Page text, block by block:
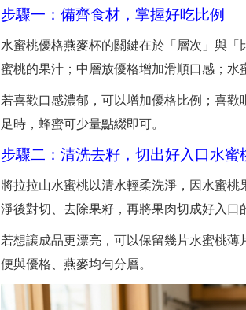
步驟一：備齊食材，掌握好吃比例
水蜜桃優格燕麥杯的關鍵在於「層次」與
蜜桃的果汁；中層放優格增加滑順口感；水
若喜歡口感濃郁，可以增加優格比例；喜
足時，蜂蜜可少量點綴即可。
步驟二：清洗去籽，切出好入口水蜜
將拉拉山水蜜桃以清水輕柔洗淨，因水蜜
淨後對切、去除果籽，再將果肉切成好入口
若想讓成品更漂亮，可以保留幾片水蜜桃
便與優格、燕麥均勻分層。